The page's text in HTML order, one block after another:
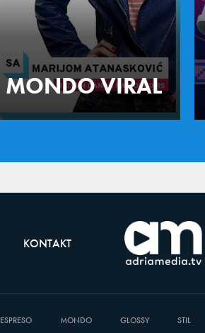
MONDO VIRAL
KONTAKT
ESPRESO MONDO GLOSSY STIL